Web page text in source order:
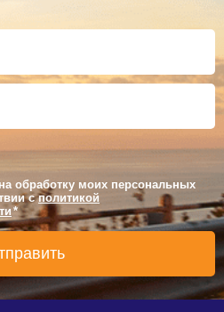
обработку моих персональных
сполитикой
*